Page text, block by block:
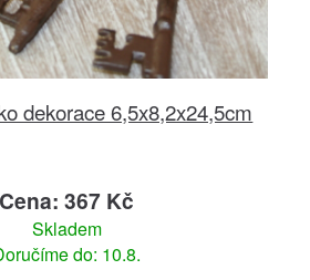
dekorace 6,5x8,2x24,5cm
Cena: 367 Kč
Skladem
do: 10.8.